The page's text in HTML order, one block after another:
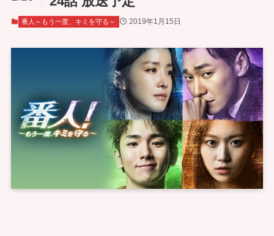
番人～もう一度、キミを守る～ 2019年1月15日